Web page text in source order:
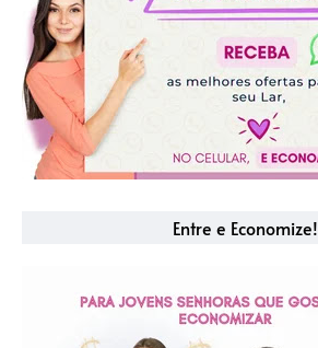
Entre e Economize!